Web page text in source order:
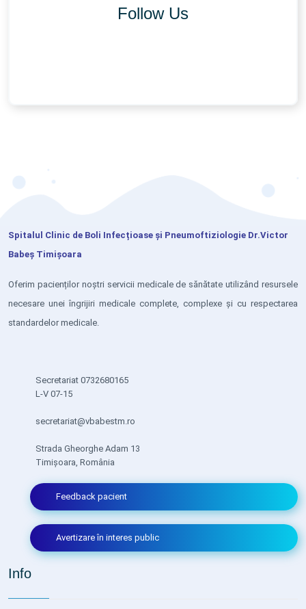
Follow Us
Spitalul Clinic de Boli Infecțioase și Pneumoftiziologie Dr.Victor
Babeș Timișoara
Oferim pacienților noștri servicii medicale de sănătate utilizând resursele
necesare unei îngrijiri medicale complete, complexe și cu respectarea
standardelor medicale.
Secretariat 0732680165
L-V 07-15
secretariat@vbabestm.ro
Strada Gheorghe Adam 13
Timișoara, România
Feedback pacient
Avertizare în interes public
Info